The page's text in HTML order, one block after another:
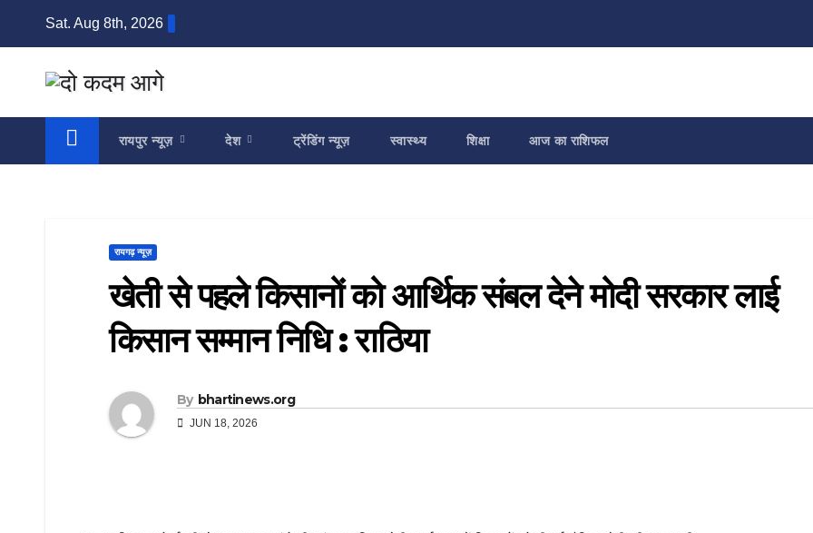
Sat. Aug 8th, 2026
रायपुर न्यूज़ देश ट्रेंडिंग न्यूज़ स्वास्थ्य शिक्षा आज का राशिफल
रायगढ़ न्यूज़
खेती से पहले किसानों को आर्थिक संबल देने मोदी सरकार लाई
किसान सम्मान निधि : राठिया
By bhartinews.org
JUN 18, 2026